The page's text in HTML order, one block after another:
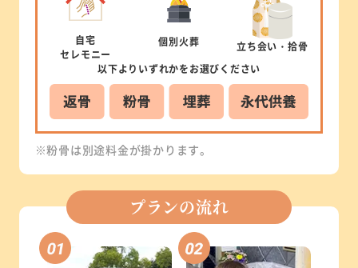
自宅
セレモニー
個別火葬 立ち会い ・拾骨
以下より いずれかをお選びください
※粉骨は別途料金が掛かります。
プランの流れ